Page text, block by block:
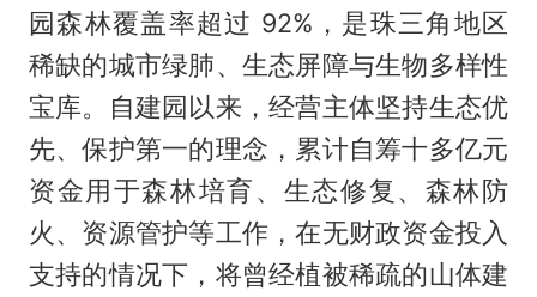
园森林覆盖率超过 92%，是珠三角地区
稀缺的城市绿肺、生态屏障与生物多样性
宝库。自建园以来，经营主体坚持生态优
先、保护第一的理念，累计自筹十多亿元
资金用于森林培育、生态修复、森林防
火、资源管护等工作，在无财政资金投入
支持的情况下，将曾经植被稀疏的山体建